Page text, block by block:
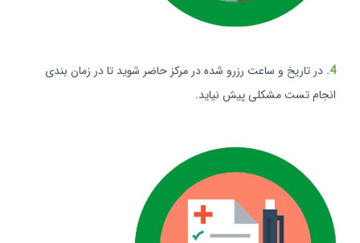
4. در تاریخ و ساعت رزرو شده در مرکز حاضر شوید تا در زمان بندی
انجام تست مشکلی پیش نیاید.